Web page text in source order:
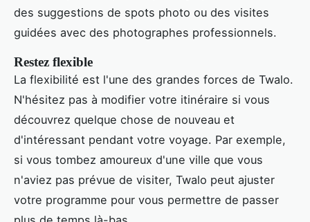
des suggestions de spots photo ou des visites
guidées avec des photographes professionnels.
Restez flexible
La flexibilité est l'une des grandes forces de Twalo.
N'hésitez pas à modifier votre itinéraire si vous
découvrez quelque chose de nouveau et
d'intéressant pendant votre voyage. Par exemple,
si vous tombez amoureux d'une ville que vous
n'aviez pas prévue de visiter, Twalo peut ajuster
votre programme pour vous permettre de passer